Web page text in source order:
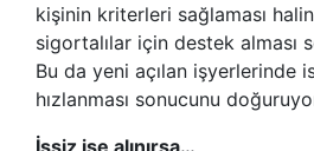
kişinin kriterleri sağlaması
sigortalılar için destek alması
Bu da yeni açılan işyerlerinde
hızlanması sonucunu
İşsiz işe alınırsa…